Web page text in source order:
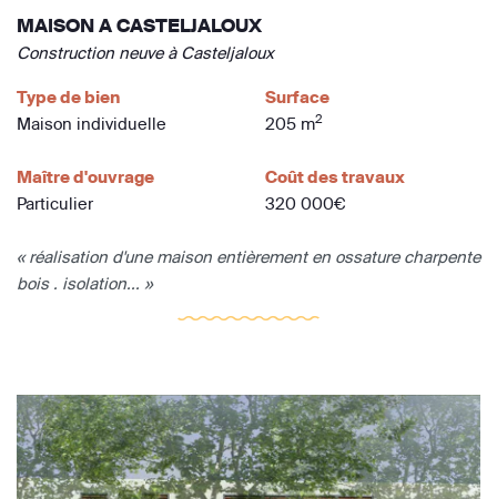
MAISON A CASTELJALOUX
Construction neuve à Casteljaloux
Type de bien
Maison individuelle
Surface
205 m2
Maître d'ouvrage
Particulier
Coût des travaux
320 000€
« réalisation d'une maison entièrement en ossature charpente
bois . isolation... »